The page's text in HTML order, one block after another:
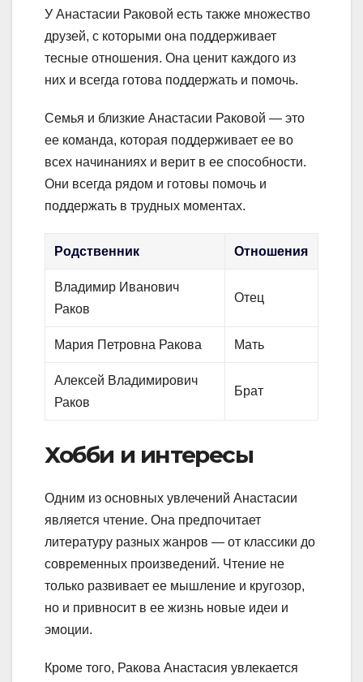
У Анастасии Раковой есть также множество
друзей, с которыми она поддерживает
тесные отношения. Она ценит каждого из
них и всегда готова поддержать и помочь.
Семья и близкие Анастасии Раковой — это
ее команда, которая поддерживает ее во
всех начинаниях и верит в ее способности.
Они всегда рядом и готовы помочь и
поддержать в трудных моментах.
Родственник Отношения
Владимир Иванович
Раков
Отец
Мария Петровна Ракова Мать
Алексей Владимирович
Раков
Брат
Хобби и интересы
Одним из основных увлечений Анастасии
является чтение. Она предпочитает
литературу разных жанров — от классики до
современных произведений. Чтение не
только развивает ее мышление и кругозор,
но и привносит в ее жизнь новые идеи и
эмоции.
Кроме того, Ракова Анастасия увлекается